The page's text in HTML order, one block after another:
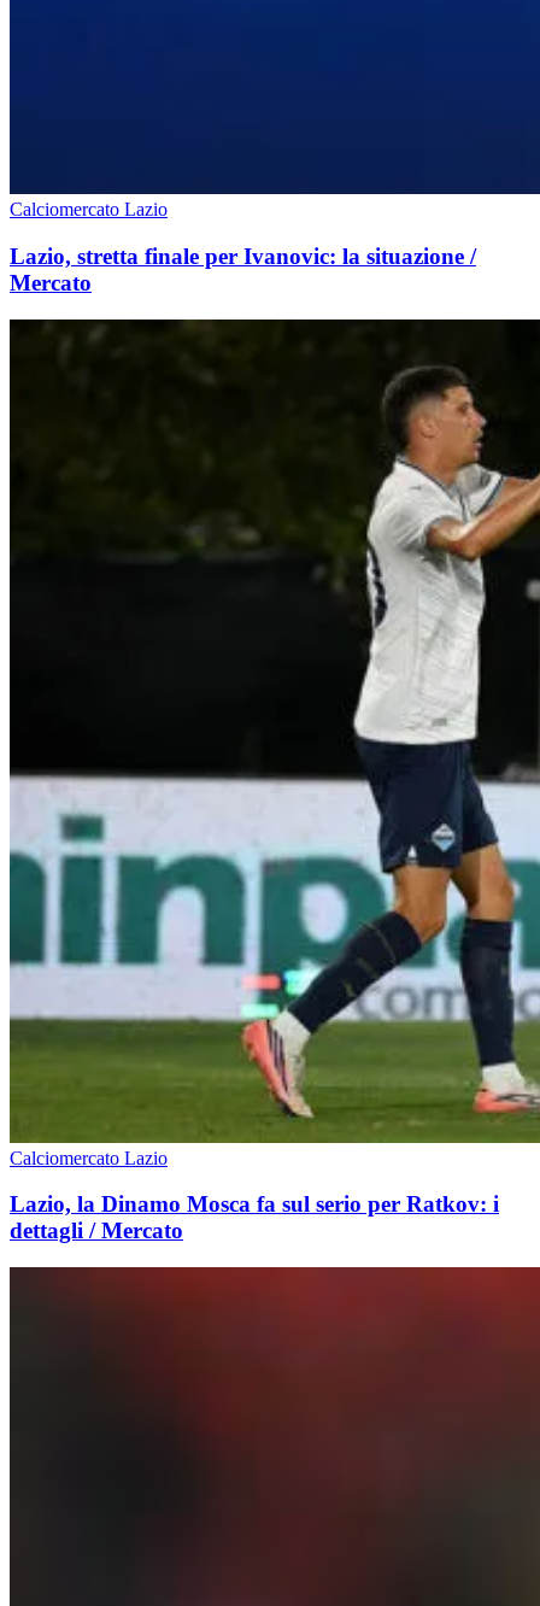
Calciomercato Lazio
Lazio, stretta finale per Ivanovic: la situazione /
Mercato
Calciomercato Lazio
Lazio, la Dinamo Mosca fa sul serio per Ratkov: i
dettagli / Mercato